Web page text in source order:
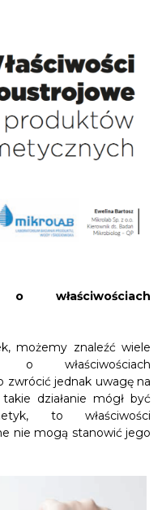
właściwościach
możemy znaleźć wiele
o właściwościach
zwrócić jednak uwagę na
działanie mógł być
to właściwości
nie mogą stanowić jego